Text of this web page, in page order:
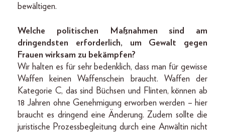
bewältigen.
Welche politischen Maßnahmen sind am
dringendsten erforderlich, um Gewalt gegen
Frauen wirksam zu bekämpfen?
Wir halten es für sehr bedenklich, dass man für gewisse
Waffen keinen Waffenschein braucht. Waffen der
Kategorie C, das sind Büchsen und Flinten, können ab
18 Jahren ohne Genehmigung erworben werden – hier
braucht es dringend eine Änderung. Zudem sollte die
juristische Prozessbegleitung durch eine Anwältin nicht